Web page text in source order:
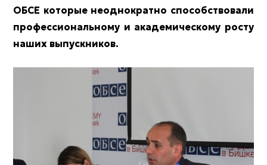
ОБСЕ которые неоднократно способствовали
профессиональному и академическому росту
наших выпускников.